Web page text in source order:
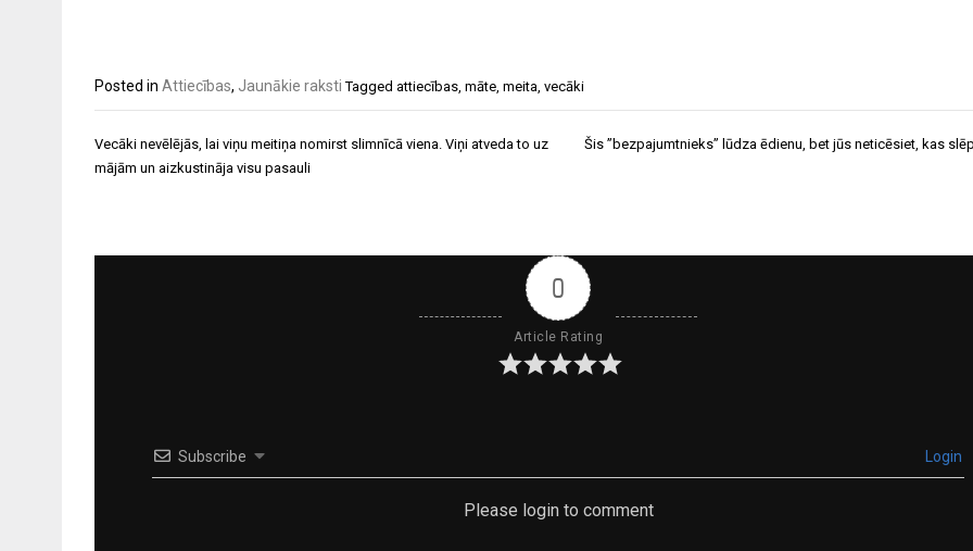
Posted in Attiecības, Jaunākie raksti Tagged attiecības, māte, meita, vecāki
Ziņu
izvēlne
Vecāki nevēlējās, lai viņu meitiņa nomirst slimnīcā viena. Viņi atveda to uz
mājām un aizkustināja visu pasauli
Šis ”bezpajumtnieks” lūdza ēdienu, bet jūs neticēsiet, kas
0
Article Rating
Subscribe Login
Please login to comment